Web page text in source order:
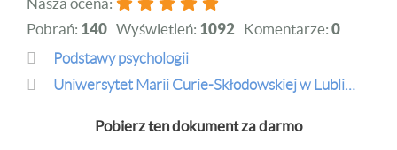
Pobrań: 140 Wyświetleń: 1092 Komentarze: 0
Podstawy psychologii
Uniwersytet Marii Curie-Skłodowskiej w Lublinie
Pobierz ten dokument za darmo